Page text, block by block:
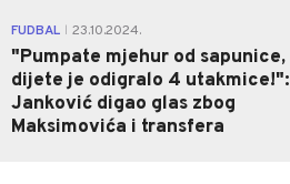
FUDBAL 23.10.2024.
"Pumpate mjehur od sapunice,
dijete je odigralo 4 utakmice!":
Janković digao glas zbog
Maksimovića i transfera